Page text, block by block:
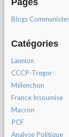
Pages
Blogs
Catégories
Lannion
CCCP-Tregor
Mélenchon
France Insoumise
Macron
PCF
Analyse Politique